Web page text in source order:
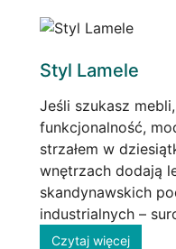
Styl Lamele
Jeśli szukasz
funkcjonalność,
strzałem w
wnętrzach dodają
skandynawskich
industrialnych –
Czytaj więcej